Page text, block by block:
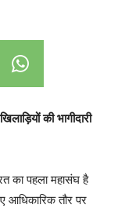
की भागीदारी
का पहला महासंघ है
आधिकारिक तौर पर